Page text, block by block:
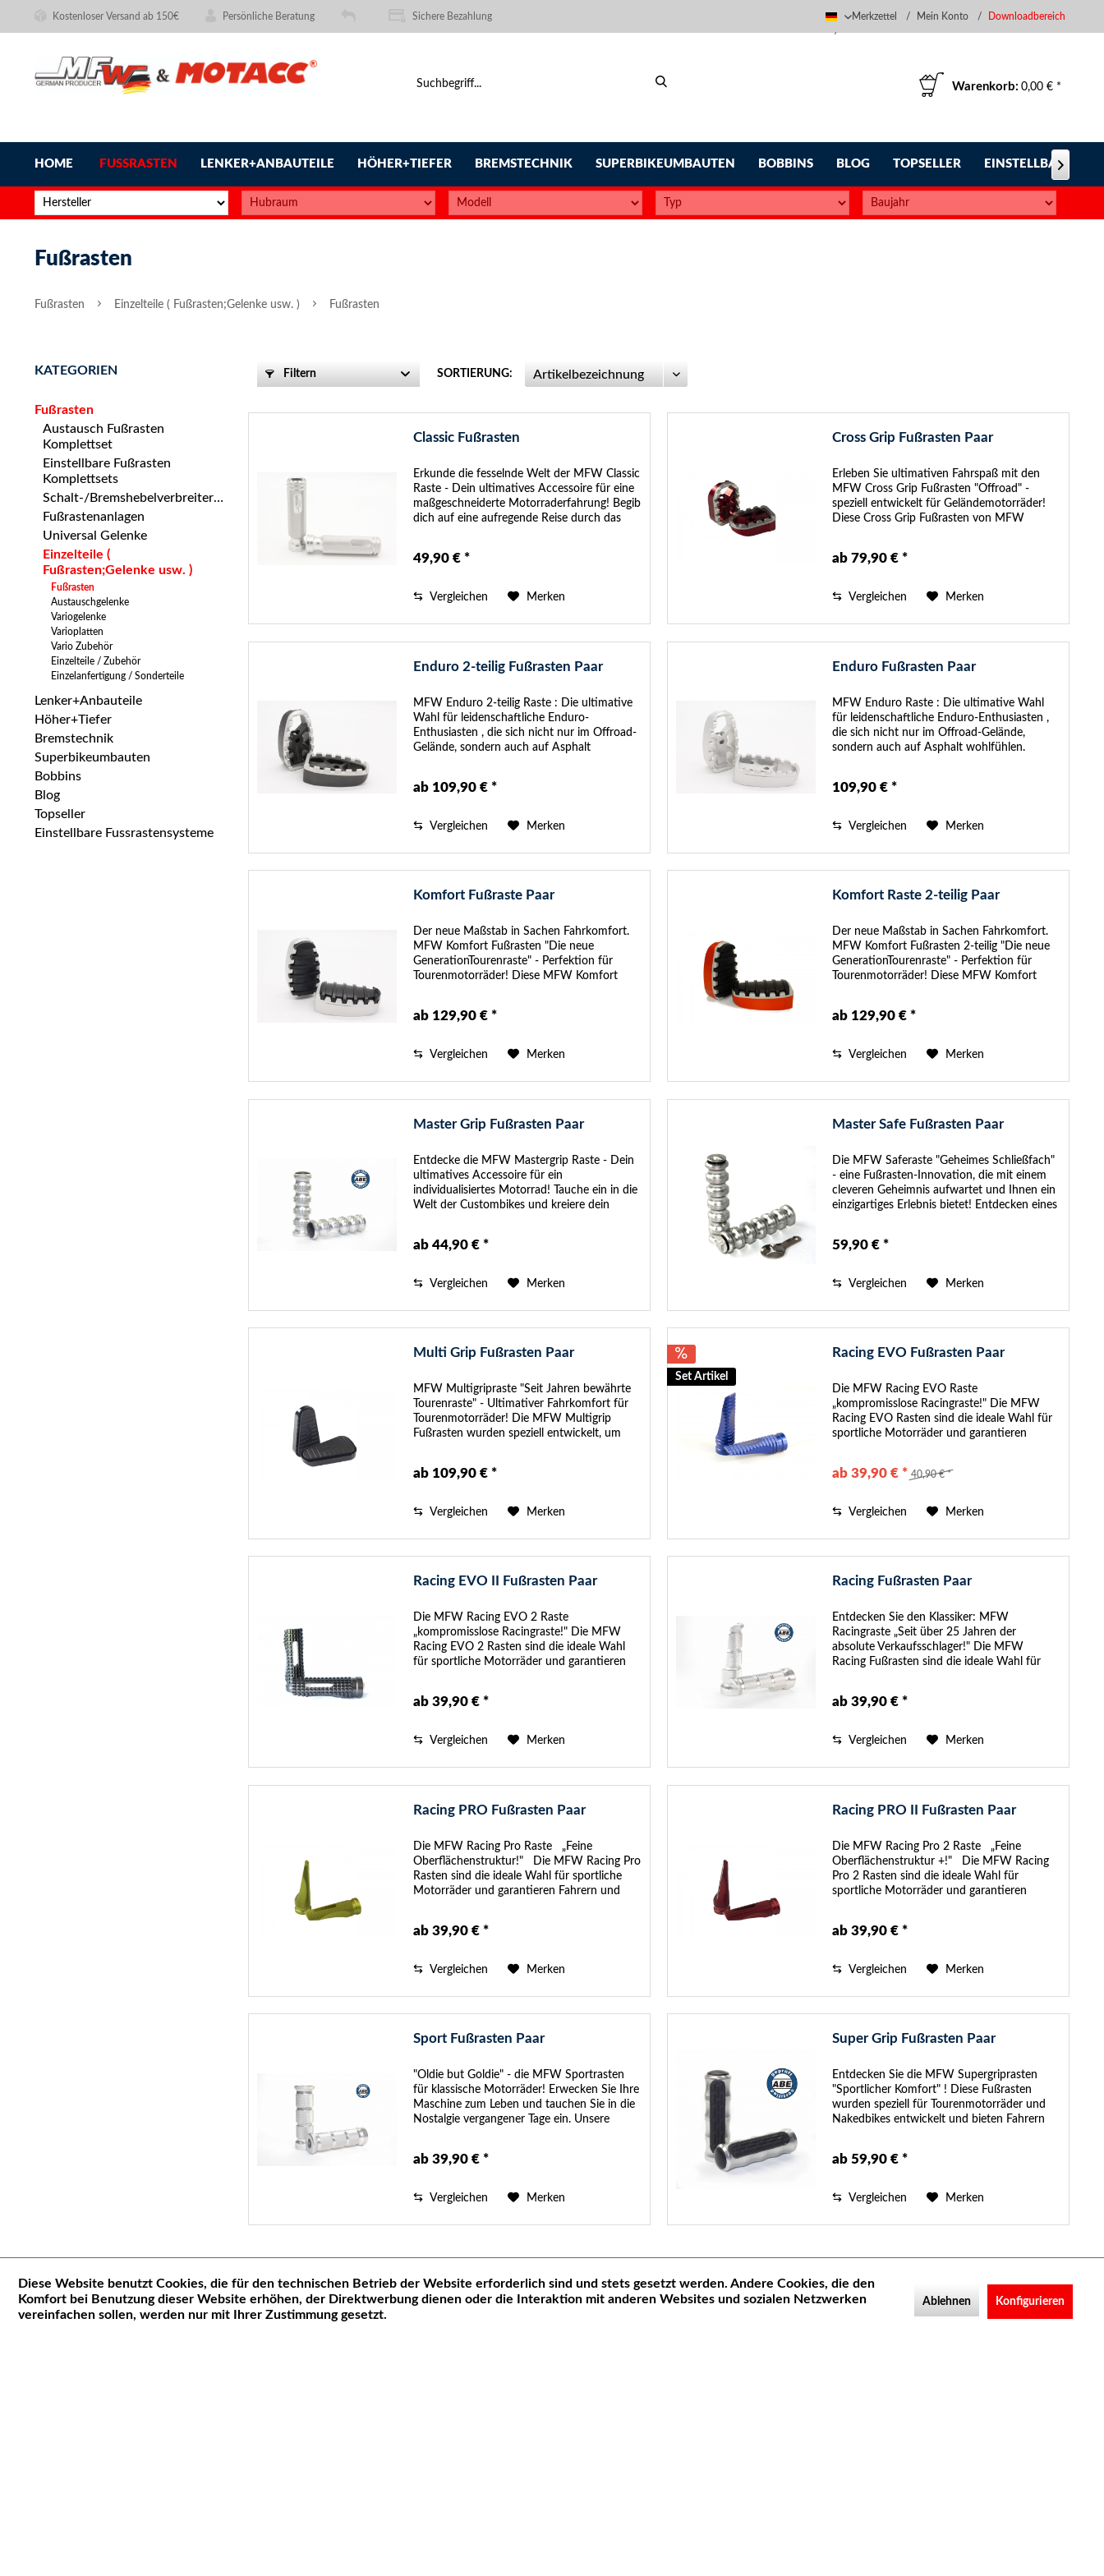
Kostenloser Versand ab 150€ Persönliche Beratung Sichere Bezahlung
Deutsch
Merkzettel Mein Konto Downloadbereich
Warenkorb: 0,00 € *
HOME FUSSRASTEN LENKER+ANBAUTEILE HÖHER+TIEFER BREMSTECHNIK SUPERBIKEUMBAUTEN BOBBINS BLOG TOPSELLER EINSTELLBARE

Fußrasten
Fußrasten Einzelteile ( Fußrasten;Gelenke usw. ) Fußrasten
KATEGORIEN
Fußrasten
Austausch Fußrasten
Komplettset
Einstellbare Fußrasten
Komplettsets
Schalt-/Bremshebelverbreiterung
Fußrastenanlagen
Universal Gelenke
Einzelteile (
Fußrasten;Gelenke usw. )
Fußrasten
Austauschgelenke
Variogelenke
Varioplatten
Vario Zubehör
Einzelteile / Zubehör
Einzelanfertigung / Sonderteile
Lenker+Anbauteile
Höher+Tiefer
Bremstechnik
Superbikeumbauten
Bobbins
Blog
Topseller
Einstellbare Fussrastensysteme
Filtern SORTIERUNG:
Classic Fußrasten
Erkunde die fesselnde Welt der MFW Classic
Raste - Dein ultimatives Accessoire für eine
maßgeschneiderte Motorraderfahrung! Begib
dich auf eine aufregende Reise durch das
49,90 € *
Vergleichen Merken
Cross Grip Fußrasten Paar
Erleben Sie ultimativen Fahrspaß mit den
MFW Cross Grip Fußrasten "Offroad" -
speziell entwickelt für Geländemotorräder!
Diese Cross Grip Fußrasten von MFW
ab 79,90 € *
Vergleichen Merken
Enduro 2-teilig Fußrasten Paar
MFW Enduro 2-teilig Raste : Die ultimative
Wahl für leidenschaftliche Enduro-
Enthusiasten , die sich nicht nur im Offroad-
Gelände, sondern auch auf Asphalt
ab 109,90 € *
Vergleichen Merken
Enduro Fußrasten Paar
MFW Enduro Raste : Die ultimative Wahl
für leidenschaftliche Enduro-Enthusiasten ,
die sich nicht nur im Offroad-Gelände,
sondern auch auf Asphalt wohlfühlen.
109,90 € *
Vergleichen Merken
Komfort Fußraste Paar
Der neue Maßstab in Sachen Fahrkomfort.
MFW Komfort Fußrasten "Die neue
GenerationTourenraste" - Perfektion für
Tourenmotorräder! Diese MFW Komfort
Tourenmotorrädern...
ab 129,90 € *
Vergleichen Merken
Komfort Raste 2-teilig Paar
Der neue Maßstab in Sachen Fahrkomfort.
MFW Komfort Fußrasten 2-teilig "Die neue
GenerationTourenraste" - Perfektion für
Tourenmotorräder! Diese MFW Komfort
ab 129,90 € *
Vergleichen Merken
Master Grip Fußrasten Paar
Entdecke die MFW Mastergrip Raste - Dein
ultimatives Accessoire für ein
individualisiertes Motorrad! Tauche ein in die
Welt der Custombikes und kreiere dein
ab 44,90 € *
Vergleichen Merken
Master Safe Fußrasten Paar
Die MFW Saferaste "Geheimes Schließfach"
- eine Fußrasten-Innovation, die mit einem
cleveren Geheimnis aufwartet und Ihnen ein
einzigartiges Erlebnis bietet! Entdecken eines
59,90 € *
Vergleichen Merken
Multi Grip Fußrasten Paar
MFW Multigripraste "Seit Jahren bewährte
Tourenraste" - Ultimativer Fahrkomfort für
Tourenmotorräder! Die MFW Multigrip
Fußrasten wurden speziell entwickelt, um
ab 109,90 € *
Vergleichen Merken
Set Artikel
Racing EVO Fußrasten Paar
Die MFW Racing EVO Raste
„kompromisslose Racingraste!" Die MFW
Racing EVO Rasten sind die ideale Wahl für
sportliche Motorräder und garantieren
die...
ab 39,90 € * 40,90 € *
Vergleichen Merken
Racing EVO II Fußrasten Paar
Die MFW Racing EVO 2 Raste
„kompromisslose Racingraste!" Die MFW
Racing EVO 2 Rasten sind die ideale Wahl
für sportliche Motorräder und garantieren
die...
ab 39,90 € *
Vergleichen Merken
Racing Fußrasten Paar
Entdecken Sie den Klassiker: MFW
Racingraste „Seit über 25 Jahren der
absolute Verkaufsschlager!" Die MFW
Racing Fußrasten sind die ideale Wahl für
Grip. Das...
ab 39,90 € *
Vergleichen Merken
Racing PRO Fußrasten Paar
Die MFW Racing Pro Raste „Feine
Oberflächenstruktur!" Die MFW Racing Pro
Rasten sind die ideale Wahl für sportliche
Motorräder und garantieren Fahrern und
ab 39,90 € *
Vergleichen Merken
Racing PRO II Fußrasten Paar
Die MFW Racing Pro 2 Raste „Feine
Oberflächenstruktur +!" Die MFW Racing
Pro 2 Rasten sind die ideale Wahl für
sportliche Motorräder und garantieren
ab 39,90 € *
Vergleichen Merken
Sport Fußrasten Paar
"Oldie but Goldie" - die MFW Sportrasten
für klassische Motorräder! Erwecken Sie Ihre
Maschine zum Leben und tauchen Sie in die
Nostalgie vergangener Tage ein. Unsere
ab 39,90 € *
Vergleichen Merken
Super Grip Fußrasten Paar
Entdecken Sie die MFW Supergriprasten
"Sportlicher Komfort" ! Diese Fußrasten
wurden speziell für Tourenmotorräder und
Nakedbikes entwickelt und bieten Fahrern
ab 59,90 € *
Vergleichen Merken
Service Hotline Shop Service
Diese Website benutzt Cookies, die für den technischen Betrieb der Website erforderlich sind und stets gesetzt werden. Andere Cookies, die den
Komfort bei Benutzung dieser Website erhöhen, der Direktwerbung dienen oder die Interaktion mit anderen Websites und sozialen Netzwerken
vereinfachen sollen, werden nur mit Ihrer Zustimmung gesetzt.
Ablehnen Konfigurieren